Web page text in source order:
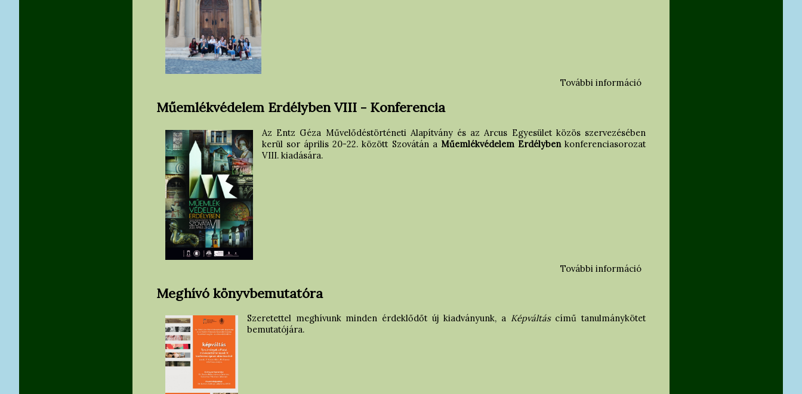
További információ
Műemlékvédelem Erdélyben VIII - Konferencia
Az Entz Géza Művelődéstörténeti Alapítvány és az Arcus Egyesület közös szervezésében
kerül sor április 20-22. között Szovátán a Műemlékvédelem Erdélybenkonferenciasorozat
VIII. kiadására.
További információ
Meghívó könyvbemutatóra
Szeretettel meghívunk minden érdeklődőt új kiadványunk, a Képváltás című tanulmánykötet
bemutatójára.